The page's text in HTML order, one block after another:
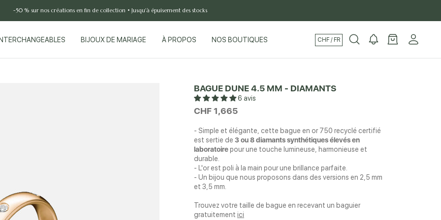
-50 % sur nos créations en fin de collection • Jusqu'à épuisement des stocks
BIJOUX DE MARIAGE À PROPOS
NOS BOUTIQUES
CHF / FR
BAGUE DUNE 4.5 MM - DIAMANTS
6 avis
CHF 1,665
- Simple et élégante, cette bague en or 750 recyclé certifié
est sertie de 3 ou 8 diamants synthétiques élevés en
laboratoirepour une touche lumineuse, harmonieuse et
durable.
- L'or est poli à la main pour une brillance parfaite.
- Un bijou que nous proposons dans des versions en 2,5 mm
et 3,5 mm.
Trouvez votre taille de bague en recevant un baguier
gratuitement ici